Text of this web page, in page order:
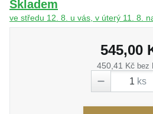
Skladem
ve středu 12. 8. u vás, v úterý 11. 8.
545,00
450,41 Kč bez
ks